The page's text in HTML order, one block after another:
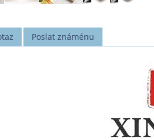
Poslat známénu